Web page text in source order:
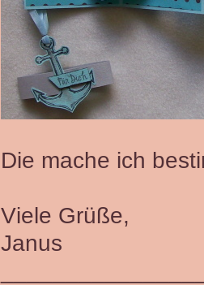
Die mache ich
Viele Grüße,
Janus